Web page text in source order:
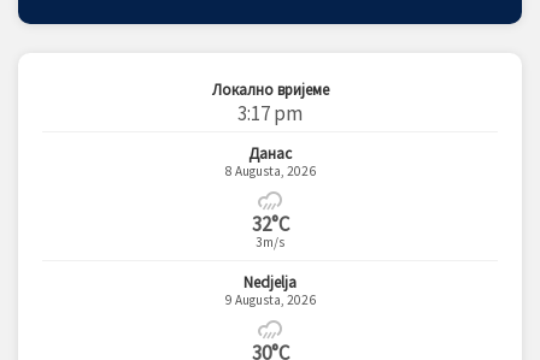
Локално вријеме
3:17 pm
Данас
8 Augusta, 2026
32°C
3m/s
Nedjelja
9 Augusta, 2026
30°C